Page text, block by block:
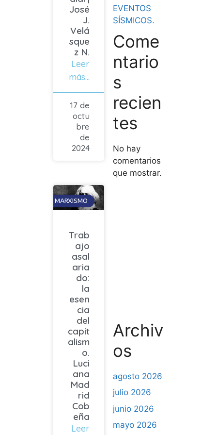
EVENTOS
SÍSMICOS.
Come
ntario
s
recien
tes
No hay
comentarios
que mostrar.
Archiv
os
agosto 2026
julio 2026
junio 2026
mayo 2026
José
J.
Velá
sque
z N.
Leer
más...
17 de
octu
bre
de
2024
MARXISMO
Trab
ajo
asal
aria
do:
la
esen
cia
del
capit
alism
o.
Luci
ana
Mad
rid
Cob
eña
Leer